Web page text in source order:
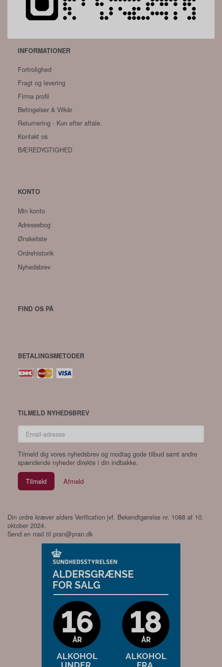
INFORMATIONER
Fortrolighed
Fragt og levering
Firma profil
Betingelser & Vilkår
Returnering - Kun efter aftale.
Kontakt os
BÆREDYGTIGHED
KONTO
Min konto
Adressebog
Ønskeliste
Ordrehistorik
Nyhedsbrev
FIND OS PÅ
BETALINGSMETODER
TILMELD NYHEDSBREV
Email-
adresse
Tilmeld dig vores nyhedsbrev og modtag gode tilbud samt andre
spændende nyheder direkte i din indbakke.
Tilmeld Afmeld
Din ordre kræver alders Verification jvf. Bekendtgørelse nr. 1088 af 10.
oktober 2024.
Send en mail til pran@pran.dk